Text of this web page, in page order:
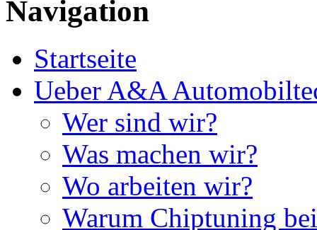
Navigation
Startseite
Ueber A&A
Wer sind wir?
Was machen wir?
Wo arbeiten wir?
Warum Chiptuning